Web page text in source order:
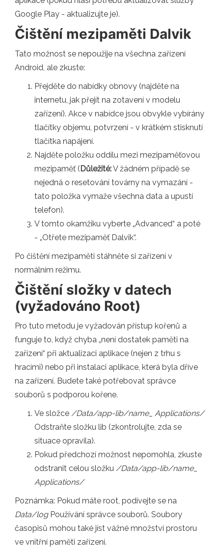
Google Play - aktualizujte je).
Čištění mezipaměti Dalvik
Tato možnost se nepoužije na všechna zařízení
Android, ale zkuste:
Přejděte do nabídky obnovy (najděte na
internetu, jak přejít na zotavení v modelu
zařízení). Akce v nabídce jsou obvykle vybírány
tlačítky objemu, potvrzení - v krátkém stisknutí
tlačítka napájení.
Najděte položku oddílu mezi mezipaměťovou
mezipaměť ( Důležité:V žádném případě se
nejedná o resetování továrny na vymazání -
tato položka vymaže všechna data a upustí
telefon).
V tomto okamžiku vyberte „Advanced“ a poté
- „Otřete mezipaměť Dalvik“.
Po čištění mezipaměti stáhněte si zařízení v
normálním režimu.
Čištění složky v datech
(vyžadováno Root)
Pro tuto metodu je vyžadován přístup kořenů a
funguje to, když chyba „není dostatek paměti na
zařízení“ při aktualizaci aplikace (nejen z trhu s
hracími) nebo při instalaci aplikace, která byla dříve
na zařízení. Budete také potřebovat správce
souborů s podporou kořene.
Ve složce /Data/app-lib/name_ Applications/
Odstraňte složku lib (zkontrolujte, zda se
situace opravila).
Pokud předchozí možnost nepomohla, zkuste
odstranit celou složku /Data/app-lib/name_
Applications/
Poznámka: Pokud máte root, podívejte se na
Data/logPoužívání správce souborů. Soubory
časopisů mohou také jíst vážné množství prostoru
ve vnitřní paměti zařízení.